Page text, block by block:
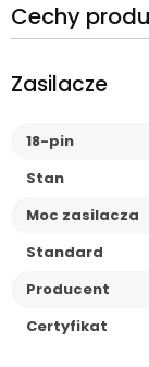
Cechy
Zasilacze
18-pin
Stan
Moc zasilacza
Standard
Producent
Certyfikat